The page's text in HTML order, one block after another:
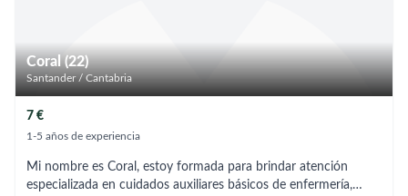
Coral (22)
Santander / Cantabria
7 €
1-5 años de experiencia
Mi nombre es Coral, estoy formada para brindar atención
especializada en cuidados auxiliares básicos de enfermería,